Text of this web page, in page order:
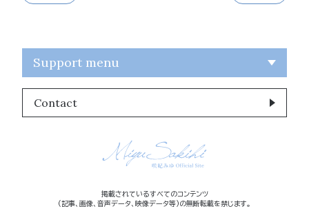
Support menu
Contact
掲載されているすべてのコンテンツ
(記事、画像、音声データ、映像データ等)の無断転載を禁じます。